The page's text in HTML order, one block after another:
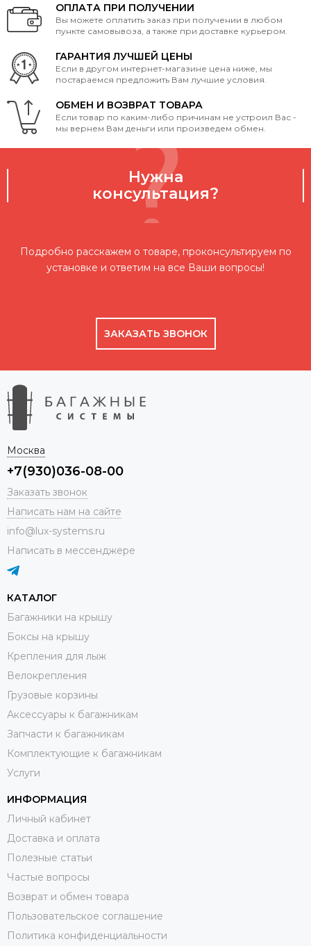
ОПЛАТА ПРИ ПОЛУЧЕНИИ
Вы можете оплатить заказ при получении в любом
пункте самовывоза, а также при доставке курьером.
ГАРАНТИЯ ЛУЧШЕЙ ЦЕНЫ
Если в другом интернет-магазине цена ниже, мы
постараемся предложить Вам лучшие условия.
ОБМЕН И ВОЗВРАТ ТОВАРА
Если товар по каким-либо причинам не устроил Вас -
мы вернем Вам деньги или произведем обмен.
Нужна
консультация?
Подробно расскажем о товаре, проконсультируем по
установке и ответим на все Ваши вопросы!
ЗАКАЗАТЬ ЗВОНОК
Москва
+7(930)036-08-00
Заказать звонок
Написать нам на сайте
info@lux-systems.ru
Написать в мессенджере
КАТАЛОГ
Багажники на крышу
Боксы на крышу
Крепления для лыж
Велокрепления
Грузовые корзины
Аксессуары к багажникам
Запчасти к багажникам
Комплектующие к багажникам
Услуги
ИНФОРМАЦИЯ
Личный кабинет
Доставка и оплата
Полезные статьи
Частые вопросы
Возврат и обмен товара
Пользовательское соглашение
Политика конфиденциальности